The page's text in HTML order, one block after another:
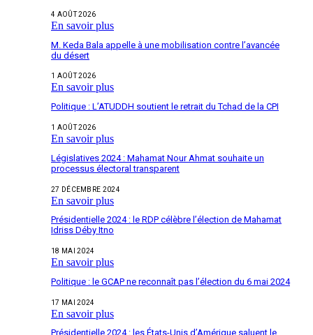
4 AOÛT 2026
En savoir plus
M. Keda Bala appelle à une mobilisation contre l’avancée
du désert
1 AOÛT 2026
En savoir plus
Politique : L’ATUDDH soutient le retrait du Tchad de la CPI
1 AOÛT 2026
En savoir plus
Législatives 2024 : Mahamat Nour Ahmat souhaite un
processus électoral transparent
27 DÉCEMBRE 2024
En savoir plus
Présidentielle 2024 : le RDP célèbre l’élection de Mahamat
Idriss Déby Itno
18 MAI 2024
En savoir plus
Politique : le GCAP ne reconnaît pas l’élection du 6 mai 2024
17 MAI 2024
En savoir plus
Présidentielle 2024 : les États-Unis d’Amérique saluent le